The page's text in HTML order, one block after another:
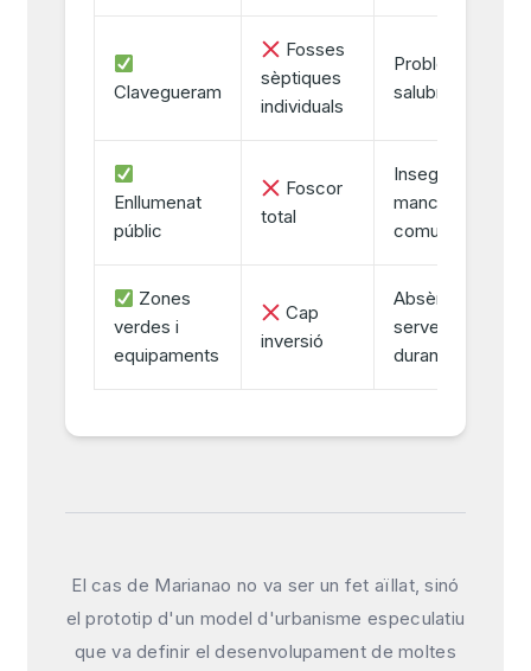
Clavegueram
Fosses
sèptiques
individuals
Problemes de
salubritat
Enllumenat
públic
Foscor
total
Inseguretat i
manca de vida
comunitària
Zones
verdes i
equipaments
Cap
inversió
Absència de
serveis bàsics
durant dècades
El cas de Marianao no va ser un fet aïllat, sinó
el prototip d'un model d'urbanisme especulatiu
que va definir el desenvolupament de moltes